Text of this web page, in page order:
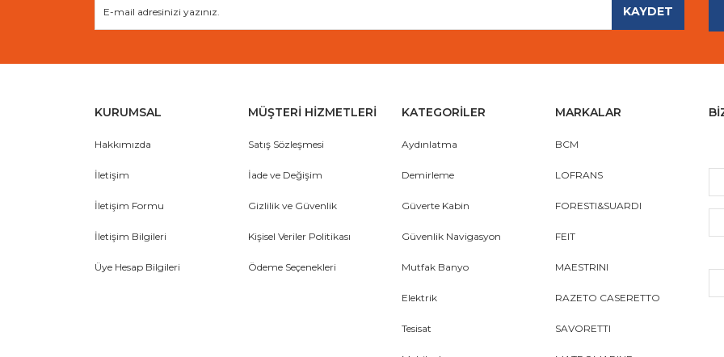
KAYDET
KURUMSAL
Hakkımızda
İletişim
İletişim Formu
İletişim Bilgileri
Üye Hesap Bilgileri
MÜŞTERİ HİZMETLERİ
Satış Sözleşmesi
İade ve Değişim
Gizlilik ve Güvenlik
Kişisel Veriler Politikası
Ödeme Seçenekleri
KATEGORİLER
Aydınlatma
Demirleme
Güverte Kabin
Güvenlik Navigasyon
Mutfak Banyo
Elektrik
Tesisat
MARKALAR
BCM
LOFRANS
FORESTI&SUARDI
FEIT
MAESTRINI
RAZETO CASERETTO
SAVORETTI